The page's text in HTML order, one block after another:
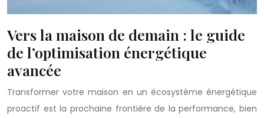
Vers la maison de demain : le guide
de l’optimisation énergétique
avancée
Transformer votre maison en un écosystème énergétique
proactif est la prochaine frontière de la performance, bien